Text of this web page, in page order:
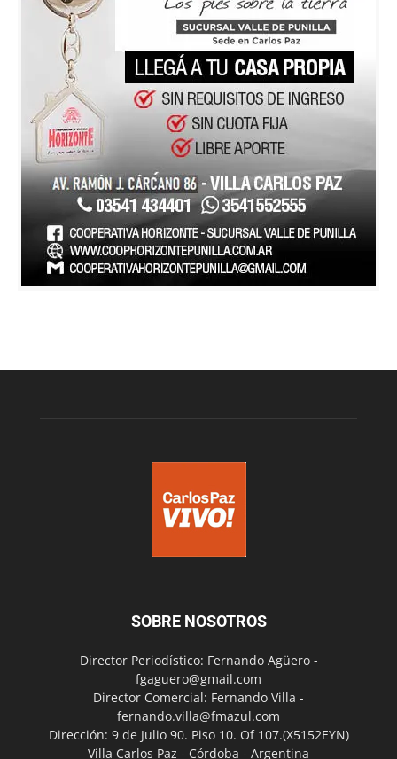
SOBRE NOSOTROS
Director Periodístico: Fernando Agüero -
fgaguero@gmail.com
Director Comercial: Fernando Villa -
fernando.villa@fmazul.com
Dirección: 9 de Julio 90. Piso 10. Of 107.(X5152EYN)
Villa Carlos Paz - Córdoba - Argentina